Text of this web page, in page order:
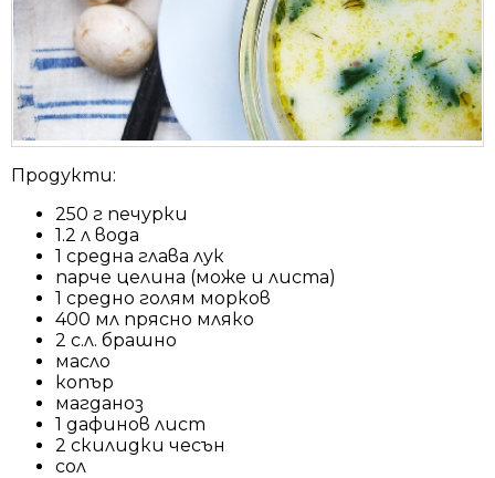
Продукти:
250 г печурки
1.2 л вода
1 средна глава лук
парче целина (може и листа)
1 средно голям морков
400 мл прясно мляко
2 с.л. брашно
масло
копър
магданоз
1 дафинов лист
2 скилидки чесън
сол